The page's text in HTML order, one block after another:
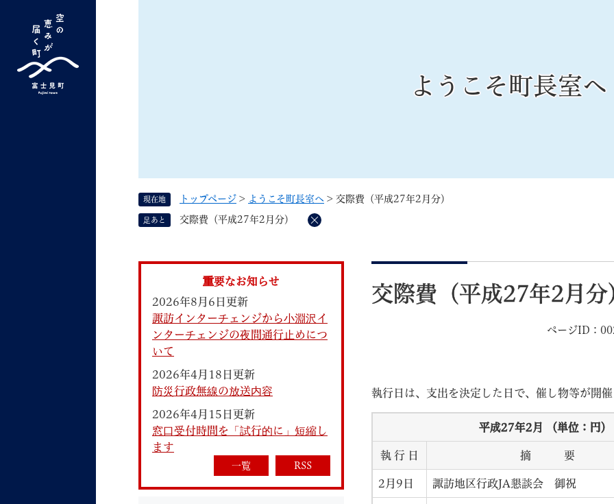
ム
すべて ページ PDF 記事ID検
くらしの情報 しごと・町づくり
組織で探す
妊娠・出産 子育て 引越し・住まい 就職
ようこそ町長室へ
現在地 トップページ > ようこそ町長室へ > 交際費（平成27年2月分）
足あと 交際費（平成27年2月分）
削
文
交際費（平成27年2月分
ページID：
執行日は、支出を決定した日で、催し物等が開
平成27年2月 （単位：円）
執 行 日 摘 要
2月9日 諏訪地区行政JA懇談会 御祝
重要なお知らせ
2026年8月6日更新
諏訪インターチェンジから小淵沢イ
ンターチェンジの夜間通行止めにつ
いて
2026年4月18日更新
防災行政無線の放送内容
2026年4月15日更新
窓口受付時間を「試行的に」短縮し
ます
一覧 RSS